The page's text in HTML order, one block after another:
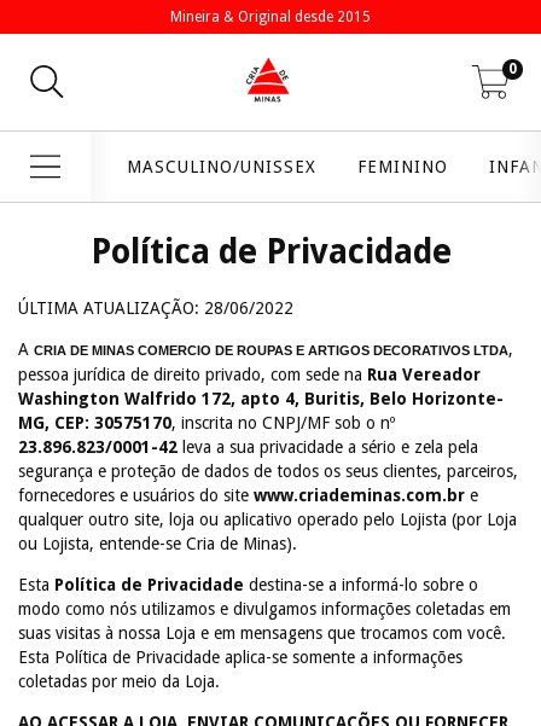
Mineira & Original desde 2015
0
MASCULINO/UNISSEX FEMININO
Política de Privacidade
ÚLTIMA ATUALIZAÇÃO: 28/06/2022
A CRIA DE MINAS COMERCIO DE ROUPAS E ARTIGOS DECORATIVOS LTDA,
pessoa jurídica de direito privado, com sede na Rua Vereador
Washington Walfrido 172, apto 4, Buritis, Belo Horizonte-
MG, CEP: 30575170, inscrita no CNPJ/MF sob o nº
23.896.823/0001-42 leva a sua privacidade a sério e zela pela
segurança e proteção de dados de todos os seus clientes, parceiros,
fornecedores e usuários do site www.criademinas.com.br e
qualquer outro site, loja ou aplicativo operado pelo Lojista (por Loja
ou Lojista, entende-se Cria de Minas).
Esta Política de Privacidade destina-se a informá-lo sobre o
modo como nós utilizamos e divulgamos informações coletadas em
suas visitas à nossa Loja e em mensagens que trocamos com você.
Esta Política de Privacidade aplica-se somente a informações
coletadas por meio da Loja.